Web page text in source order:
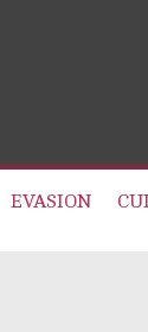
EVASION